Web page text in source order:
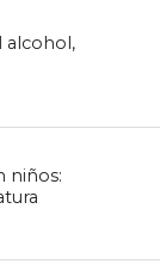
alcohol,
niños: